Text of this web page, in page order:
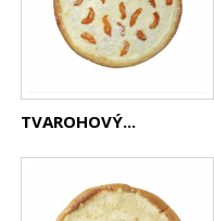
TVAROHOVÝ...